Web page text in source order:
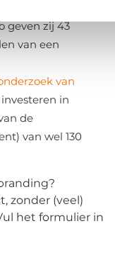
ook hun
geven zij 43
van een
van
in
de
van wel 130
zonder (veel)
het formulier in